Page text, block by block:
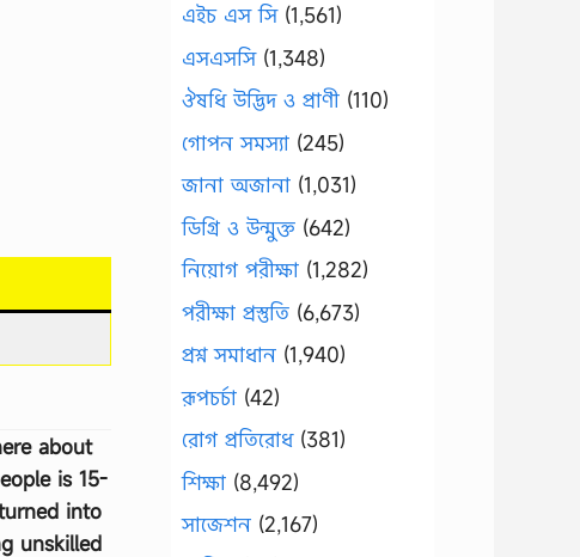
about
is 15-
into
unskilled
এইচ এস সি(1,561)
এসএসসি(1,348)
ঔষধি উদ্ভিদ ও প্রাণী (110)
গোপন সমস্যা (245)
জানা অজানা (1,031)
ডিগ্রি ও উন্মুক্ত (642)
নিয়োগ পরীক্ষা (1,282)
পরীক্ষা প্রস্তুতি (6,673)
প্রশ্ন সমাধান (1,940)
রূপচর্চা (42)
রোগ প্রতিরোধ(381)
শিক্ষা (8,492)
সাজেশন (2,167)